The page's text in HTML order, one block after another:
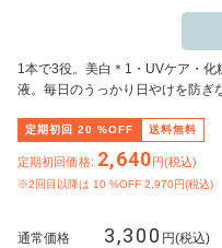
1本で3役。美白 ＊1 ・UVケア・
液。毎日のうっかり日やけを防ぎ
定期初回 20 %OFF 送料無料
定期初回価格: 2,640円(税込)
※2回目以降は 10 %OFF 2,970円(税込)
通常価格 3,300 円(税込)